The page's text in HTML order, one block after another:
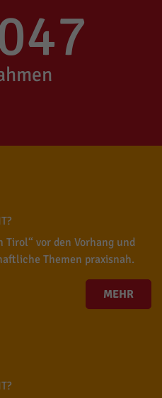
vor den Vorhang und
Themen praxisnah.
MEHR